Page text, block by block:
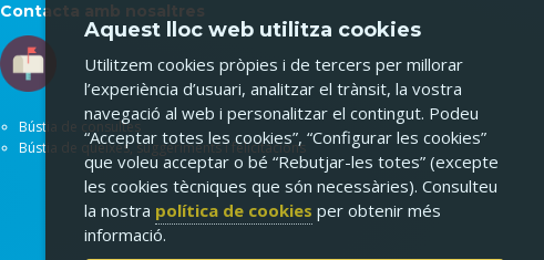
Contacta amb nosaltres
Bústia de consultes
Bústia de queixes, suggeriments i felicitacions
Aquest lloc web utilitza cookies
Utilitzem cookies pròpies i de tercers per millorar
l’experiència d’usuari, analitzar el trànsit, la vostra
navegació al web i personalitzar el contingut. Podeu
“Acceptar totes les cookies”, “Configurar les cookies”
que voleu acceptar o bé “Rebutjar-les totes” (excepte
les cookies tècniques que són necessàries). Consulteu
la nostra política de cookies per obtenir més
informació.